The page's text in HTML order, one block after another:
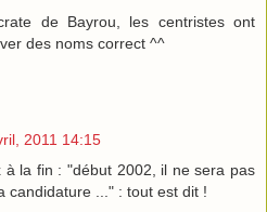
de Bayrou, les centristes ont
des noms correct ^^
2011 14:15
à la fin : "début 2002, il ne sera pas
candidature ..." : tout est dit !